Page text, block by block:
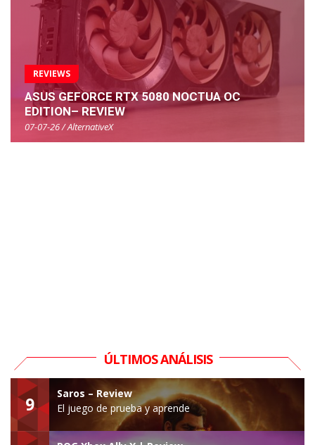
REVIEWS
ASUS GEFORCE RTX 5080 NOCTUA OC
EDITION– REVIEW
07-07-26 / AlternativeX
ÚLTIMOS ANÁLISIS
9
Saros – Review
El juego de prueba y aprende